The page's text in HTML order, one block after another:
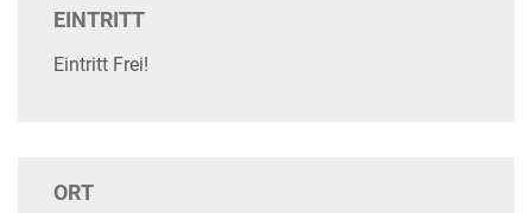
EINTRITT
Eintritt Frei!
ORT